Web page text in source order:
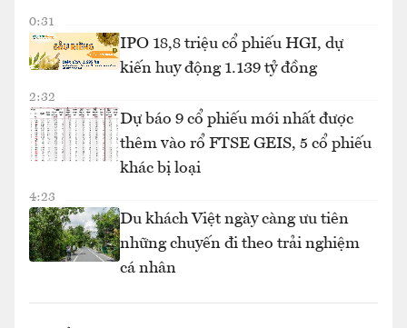
0:31
IPO 18,8 triệu cổ phiếu HGI, dự
kiến huy động 1.139 tỷ đồng
2:32
Dự báo 9 cổ phiếu mới nhất được
thêm vào rổ FTSE GEIS, 5 cổ phiếu
khác bị loại
4:23
Du khách Việt ngày càng ưu tiên
những chuyến đi theo trải nghiệm
cá nhân